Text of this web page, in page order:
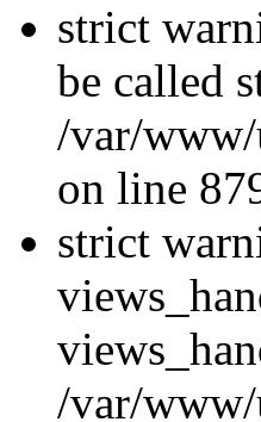
strict
be called
/var/www/
on line
strict
/var/www/